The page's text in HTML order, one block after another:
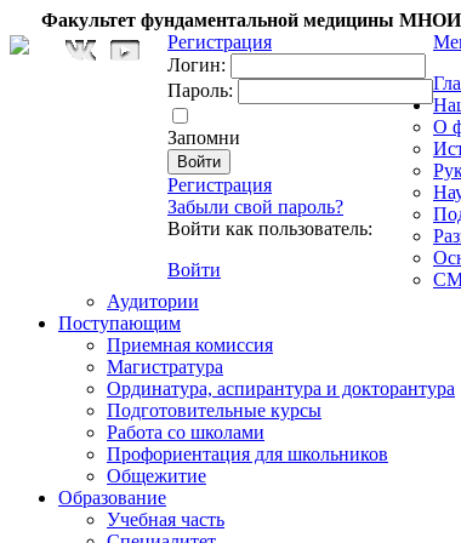
Факультет фундаментальной медицины
Регистрация
Логин:
Пароль:
Запомни
Регистрация
Забыли свой пароль?
Войти как пользователь:
Войти
О
Аудитории
Поступающим
Приемная комиссия
Магистратура
Ординатура, аспирантура и докторантура
Подготовительные курсы
Работа со школами
Профориентация для школьников
Общежитие
Образование
Учебная часть